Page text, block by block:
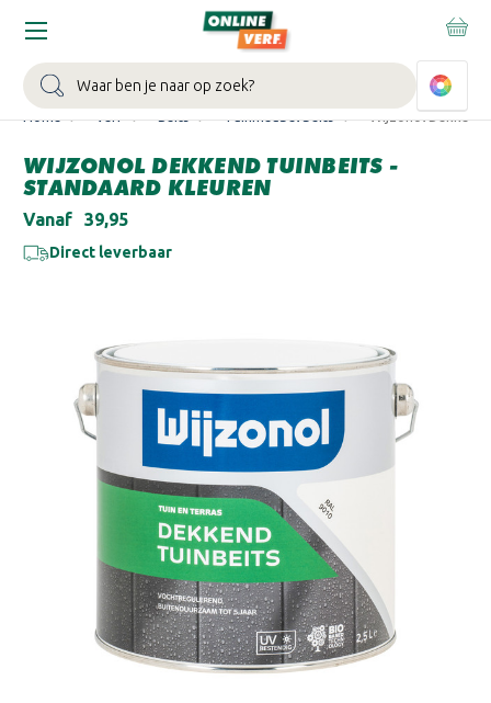
Zoeken
WIN EEN BALLONVAART:Bij besteding vanaf €100,- aan Sikkens
muurverf en/of lak.
Bekijk actie >
Home Verf Beits Tuinmeubel beits Wijzonol Dekkend
WIJZONOL DEKKEND TUINBEITS -
STANDAARD KLEUREN
Vanaf €39,95
Direct leverbaar